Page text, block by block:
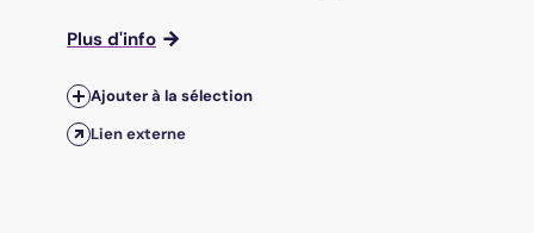
Plus d'info
Ajouter à la sélection
Lien externe